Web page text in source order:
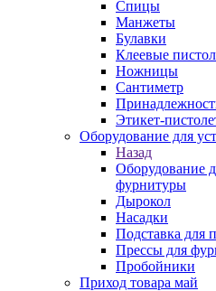
Спицы
Манжеты
Булавки
Клеевые
Ножницы
Сантиметр
Этикет-
Оборудование для
Назад
Оборудование
фурнитуры
Дырокол
Насадки
Подставка для
Прессы для
Пробойники
Приход товара май